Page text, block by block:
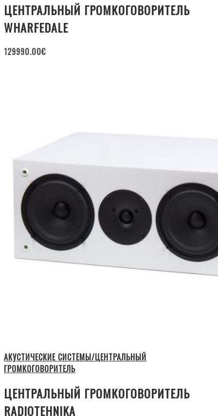
ЦЕНТРАЛЬНЫЙ ГРОМКОГОВОРИТЕЛЬ
WHARFEDALE
129990.00€
АКУСТИЧЕСКИЕ СИСТЕМЫ/ЦЕНТРАЛЬНЫЙ
ГРОМКОГОВОРИТЕЛЬ
ЦЕНТРАЛЬНЫЙ ГРОМКОГОВОРИТЕЛЬ
RADIOTEHNIKA